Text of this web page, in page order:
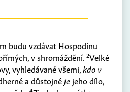
budu vzdávat Hospodinu
v shromáždění. 2Velké
vyhledávané všemi,kdo v
a důstojnéje jeho dílo,
4